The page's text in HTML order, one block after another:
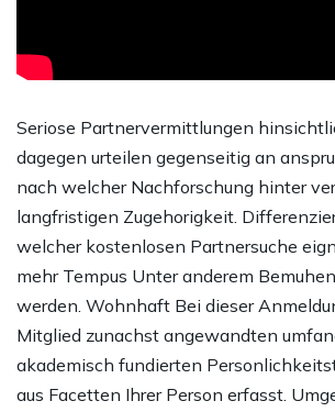
Seriose Partnervermittlungen
dagegen urteilen gegenseitig an
nach welcher Nachforschung hinter
langfristigen Zugehorigkeit.
welcher kostenlosen Partnersuche
mehr Tempus Unter anderem
werden. Wohnhaft Bei dieser
Mitglied zunachst angewandten
akademisch fundierten
aus Facetten Ihrer Person erfasst.